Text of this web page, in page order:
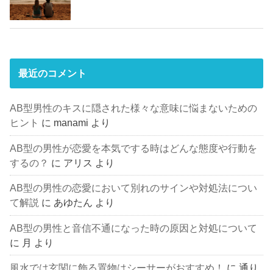
最近のコメント
AB型男性のキスに隠された様々な意味に悩まないための
ヒント に manami より
AB型の男性が恋愛を本気でする時はどんな態度や行動を
するの？ に アリス より
AB型の男性の恋愛において別れのサインや対処法につい
て解説 に あゆたん より
AB型の男性と音信不通になった時の原因と対処について
に 月 より
風水では玄関に飾る置物はシーサーがおすすめ！ に通り